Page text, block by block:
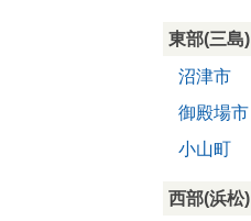
東部(三島)
沼津市
御殿場市
小山町
西部(浜松)